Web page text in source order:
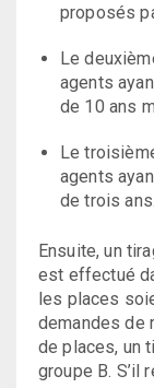
proposés
Le
agents
de 10 ans
Le
agents
de trois ans.
Ensuite, un
est effectué
les places
demandes de
de places, un
groupe B. S’il